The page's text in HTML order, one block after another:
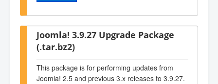
Joomla! 3.9.27 Upgrade Package
(.tar.bz2)
This package is for performing updates from
Joomla! 2.5 and previous 3.x releases to 3.9.27.